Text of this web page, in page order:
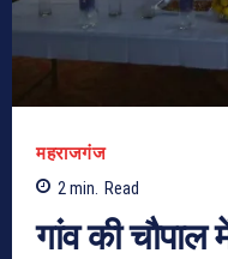
महराजगंज
2 min. Read
गांव की चौपाल